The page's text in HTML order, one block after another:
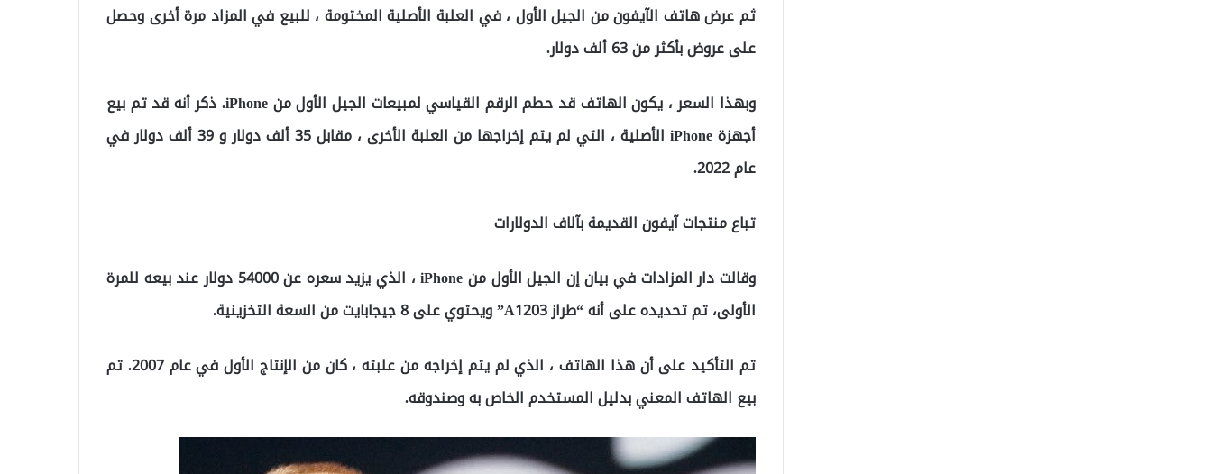
ثم عرض هاتف الآيفون من الجيل الأول ، في العلبة الأصلية المختومة ، للبيع في المزاد مرة أخرى وحصل
على عروض بأكثر من 63 ألف دولار.
وبهذا السعر ، يكون الهاتف قد حطم الرقم القياسي لمبيعات الجيل الأول من iPhone. ذكر أنه قد تم بيع
أجهزة iPhone الأصلية ، التي لم يتم إخراجها من العلبة الأخرى ، مقابل 35 ألف دولار و 39 ألف دولار في
عام 2022.
تباع منتجات آيفون القديمة بآلاف الدولارات
وقالت دار المزادات في بيان إن الجيل الأول من iPhone ، الذي يزيد سعره عن 54000 دولار عند بيعه للمرة
الأولى، تم تحديده على أنه “طراز A1203” ويحتوي على 8 جيجابايت من السعة التخزينية.
تم التأكيد على أن هذا الهاتف ، الذي لم يتم إخراجه من علبته ، كان من الإنتاج الأول في عام 2007. تم
بيع الهاتف المعني بدليل المستخدم الخاص به وصندوقه.